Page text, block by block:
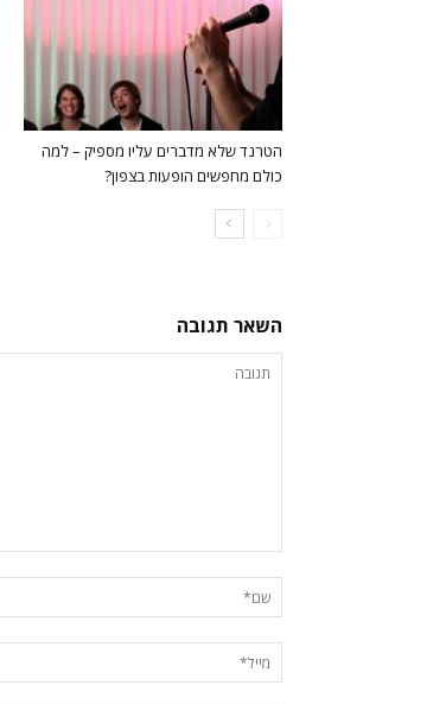
הטרנד שלא מדברים עליו מספיק – למה
כולם מחפשים הופעות בצפון?
השאר תגובה